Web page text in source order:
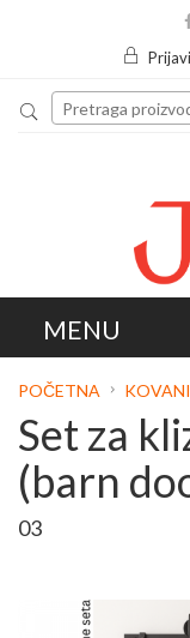
POČETNA
Set za
(barn
03